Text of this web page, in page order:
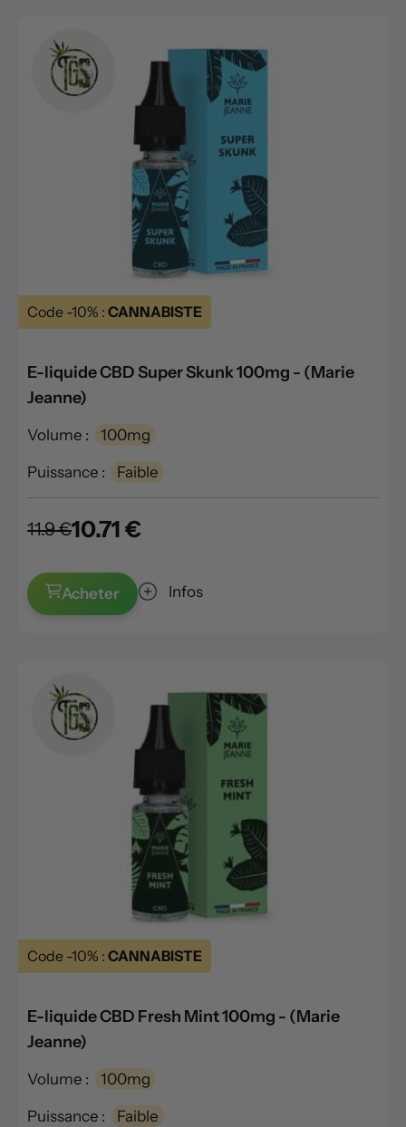
Code -10% : CANNABISTE
E-liquide CBD Super Skunk 100mg - (Marie
Jeanne)
Volume : 100mg
Puissance : Faible
11.9 €10.71 €
Acheter Infos
Code -10% : CANNABISTE
E-liquide CBD Fresh Mint 100mg - (Marie
Jeanne)
Volume : 100mg
Puissance : Faible